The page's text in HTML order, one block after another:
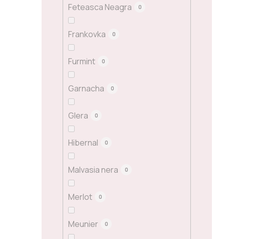
Feteasca Neagra 0
Frankovka 0
Furmint 0
Garnacha 0
Glera 0
Hibernal 0
Malvasia nera 0
Merlot 0
Meunier 0